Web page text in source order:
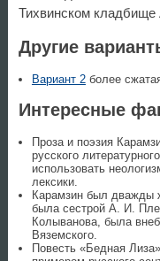
Тихвинском
Другие
Вариант 2более
Интересные
Проза и поэзия
русского
использовать
лексики.
Карамзин был дважды
была сестрой А. И.
Колыванова, была
Вяземского.
Повесть «Бедная